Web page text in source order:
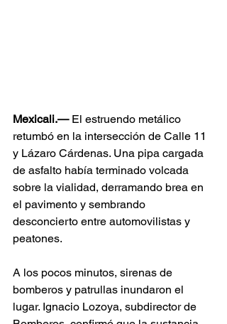
Mexicali.— El estruendo metálico
retumbó en la intersección de Calle 11
y Lázaro Cárdenas. Una pipa cargada
de asfalto había terminado volcada
sobre la vialidad, derramando brea en
el pavimento y sembrando
desconcierto entre automovilistas y
peatones.
A los pocos minutos, sirenas de
bomberos y patrullas inundaron el
lugar. Ignacio Lozoya, subdirector de